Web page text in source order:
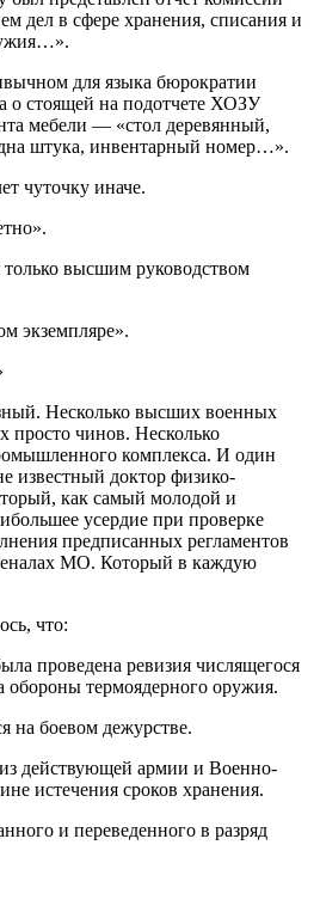
дел в сфере хранения, списания и
для языка бюрократии
о стоящей на подотчете ХОЗУ
мебели — «стол деревянный,
штука, инвентарный номер…».
чуточку иначе.
высшим руководством
экземпляре».
Несколько высших военных
просто чинов. Несколько
комплекса. И один
известный доктор физико-
как самый молодой и
усердие при проверке
предписанных регламентов
МО. Который в каждую
что:
проведена ревизия числящегося
обороны термоядерного оружия.
на боевом дежурстве.
действующей армии и Военно-
истечения сроков хранения.
и переведенного в разряд